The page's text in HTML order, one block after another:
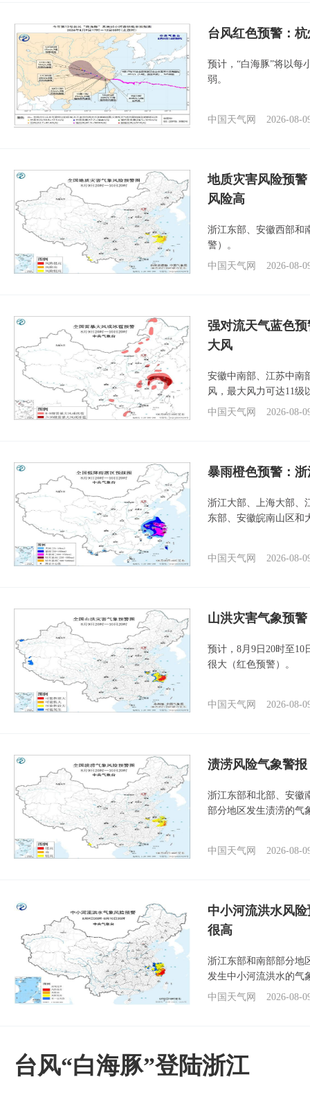
台风红色预警：
预计，“白海豚”将以每
弱。
中国天气网 2026-08-
地质灾害风险预
风险高
浙江东部、安徽西部和
警）。
中国天气网
2026-08-
强对流天气蓝色
大风
安徽中南部、江苏中南
风，最大风力可达11级
中国天气网
2026-08-
暴雨橙色预警：
浙江大部、上海大部、
东部、安徽皖南山区和
中国天气网 2026-08-
山洪灾害气象预
预计，8月9日20时至
很大（红色预警）。
中国天气网 2026-08-
渍涝风险气象警
浙江东部和北部、安徽
部分地区发生渍涝的气
中国天气网 2026-08-
中小河流洪水风
很高
浙江东部和南部部分地
发生中小河流洪水的气
中国天气网
2026-08-
台风“白海豚”登陆浙江